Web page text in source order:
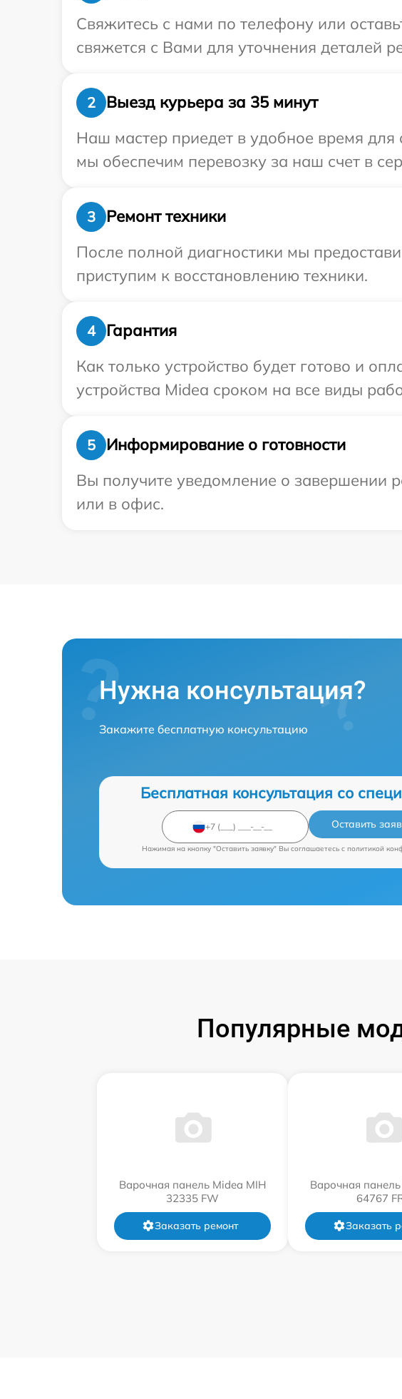
Свяжитесь с нами по телефону или
свяжется с Вами для уточнения деталей
2
Выезд курьера за 35 минут
Наш мастер приедет в удобное время
мы обеспечим перевозку за наш счет в
3
Ремонт техники
После полной диагностики мы
приступим к восстановлению техники.
4
Гарантия
Как только устройство будет готово и
устройства Midea сроком на все виды
5
Информирование о готовности
Вы получите уведомление о завершении
или в офис.
Нужна консультация?
Закажите бесплатную консультацию
Бесплатная консультация со
Оставить
Нажимая на кнопку "Оставить заявку" Вы соглашаетесь c политикой
Популярные
Варочная панель Midea MIH
32335 FW
Заказать ремонт
Варочная
64767
Заказать